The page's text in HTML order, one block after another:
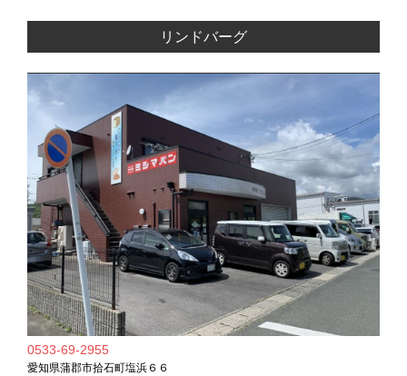
リンドバーグ
0533-69-2955
愛知県蒲郡市拾石町塩浜６６